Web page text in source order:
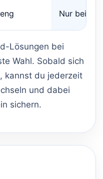
Nur bei
Lösungen bei
Wahl. Sobald sich
kannst du jederzeit
und dabei
sichern.